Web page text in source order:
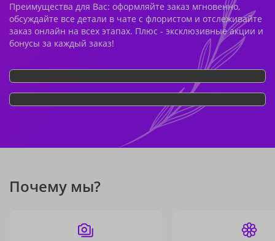
Преимущества для Вас: оформляйте заказ мгновенно,
обсуждайте все детали в чате с флористом и отслеживайте
заказ онлайн на всех этапах. Плюс - эксклюзивные акции и
бонусы за каждый заказ!
Почему мы?